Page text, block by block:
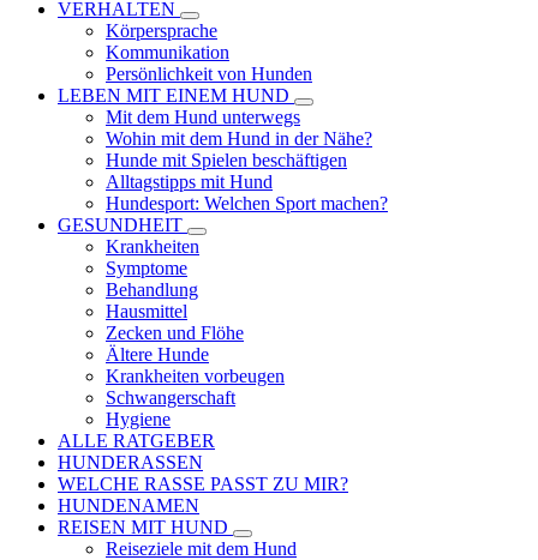
VERHALTEN
Körpersprache
Kommunikation
Persönlichkeit von Hunden
LEBEN MIT EINEM HUND
Mit dem Hund unterwegs
Wohin mit dem Hund in der Nähe?
Hunde mit Spielen beschäftigen
Alltagstipps mit Hund
Hundesport: Welchen Sport machen?
GESUNDHEIT
Krankheiten
Symptome
Behandlung
Hausmittel
Zecken und Flöhe
Ältere Hunde
Krankheiten vorbeugen
Schwangerschaft
Hygiene
ALLE RATGEBER
HUNDERASSEN
WELCHE RASSE PASST ZU MIR?
HUNDENAMEN
REISEN MIT HUND
Reiseziele mit dem Hund